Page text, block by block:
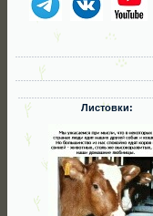
Листовки: